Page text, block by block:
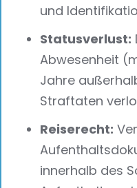
und
Statusverlust:
Abwesenheit
Jahre
Straftaten
Reiserecht:
innerhalb des